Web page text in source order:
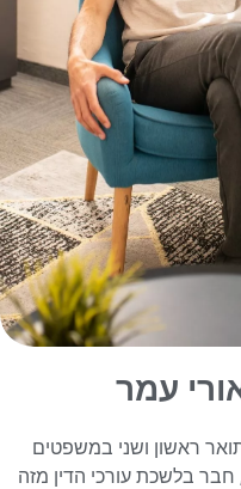
עמר
ראשון ושני במשפטים
חבר בלשכת עורכי הדין מזה